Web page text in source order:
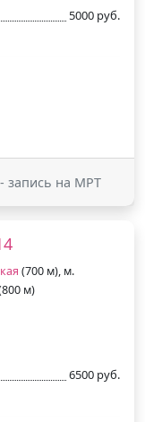
5000 руб.
- запись на МРТ
(700 м), м.
м)
6500 руб.